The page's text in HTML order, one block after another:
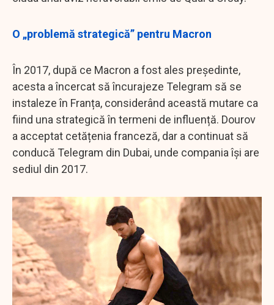
O „problemă strategică” pentru Macron
În 2017, după ce Macron a fost ales președinte,
acesta a încercat să încurajeze Telegram să se
instaleze în Franța, considerând această mutare ca
fiind una strategică în termeni de influență. Dourov
a acceptat cetățenia franceză, dar a continuat să
conducă Telegram din Dubai, unde compania își are
sediul din 2017.